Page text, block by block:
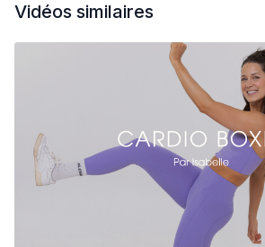
Vidéos similaires